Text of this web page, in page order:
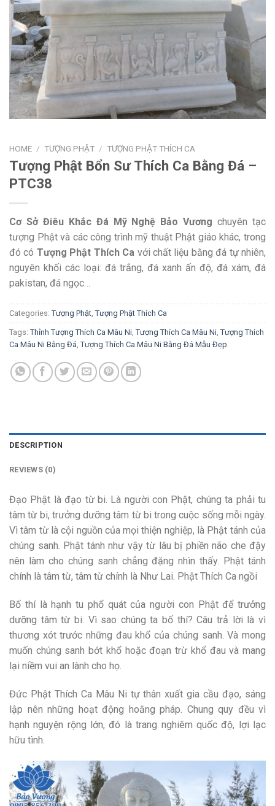
HOME / TƯỢNG PHẬT / TƯỢNG PHẬT THÍCH CA
Tượng Phật Bổn Sư Thích Ca Bằng Đá –
PTC38
Cơ Sở Điêu Khắc Đá Mỹ Nghệ Bảo Vương chuyên tạc
tượng Phật và các công trình mỹ thuật Phật giáo khác, trong
đó có Tượng Phật Thích Ca với chất liệu bằng đá tự nhiên,
nguyên khối các loại: đá trắng, đá xanh ấn độ, đá xám, đá
pakistan, đá ngọc…
Categories: Tượng Phật, Tượng Phật Thích Ca
Tags: Thỉnh Tượng Thích Ca Mâu Ni, Tượng Thích Ca Mâu Ni, Tượng Thích
Ca Mâu Ni Bằng Đá, Tượng Thích Ca Mâu Ni Bằng Đá Mẫu Đẹp
DESCRIPTION
REVIEWS (0)
Đạo Phật là đạo từ bi. Là người con Phật, chúng ta phải tu
tâm từ bi, trưởng dưỡng tâm từ bi trong cuộc sống mỗi ngày.
Vì tâm từ là cội nguồn của mọi thiện nghiệp, là Phật tánh của
chúng sanh. Phật tánh như vậy từ lâu bị phiền não che đậy
nên làm cho chúng sanh chẳng đặng nhìn thấy. Phật tánh
chính là tâm từ, tâm từ chính là Như Lai. Phật Thích Ca ngồi
Bố thí là hạnh tu phổ quát của người con Phật để trưởng
dưỡng tâm từ bi. Vì sao chúng ta bố thí? Câu trả lời là vì
thương xót trước những đau khổ của chúng sanh. Và mong
muốn chúng sanh bớt khổ hoặc đoạn trừ khổ đau và mang
lại niềm vui an lành cho họ.
Đức Phật Thích Ca Mâu Ni tự thân xuất gia cầu đạo, sáng
lập nên những hoạt động hoằng pháp. Chung quy đều vì
hạnh nguyện rộng lớn, đó là trang nghiêm quốc độ, lợi lạc
hữu tình.